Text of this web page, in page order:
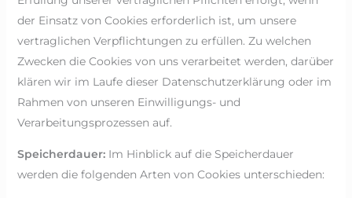
der Einsatz von Cookies erforderlich ist, um unsere
vertraglichen Verpflichtungen zu erfüllen. Zu welchen
Zwecken die Cookies von uns verarbeitet werden, darüber
klären wir im Laufe dieser Datenschutzerklärung oder im
Rahmen von unseren Einwilligungs- und
Verarbeitungsprozessen auf.
Speicherdauer: Im Hinblick auf die Speicherdauer
werden die folgenden Arten von Cookies unterschieden: